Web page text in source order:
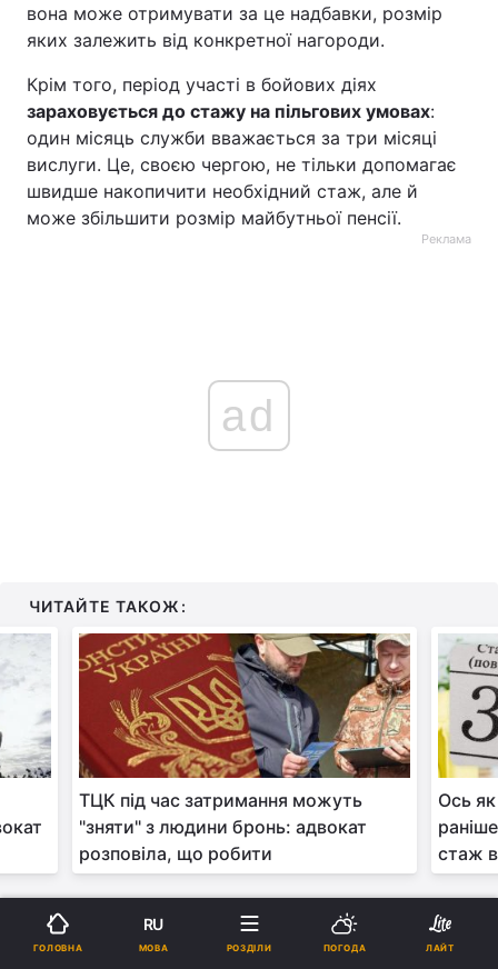
вона може отримувати за це надбавки, розмір
яких залежить від конкретної нагороди.
Крім того, період участі в бойових діях
зараховується до стажу на пільгових умовах:
один місяць служби вважається за три місяці
вислуги. Це, своєю чергою, не тільки допомагає
швидше накопичити необхідний стаж, але й
може збільшити розмір майбутньої пенсії.
Реклама
ad
ЧИТАЙТЕ ТАКОЖ:
ТЦК під час затримання можуть
"зняти" з людини бронь: адвокат
розповіла, що робити
Ось
стаж в
Також, окрім фінансових гарантій, статус
ГОЛОВНА
RU
МОВА РОЗДІЛИ ПОГОДА ЛАЙТ